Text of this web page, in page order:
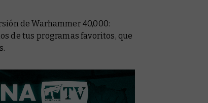
de Warhammer 40,000:
de tus programas favoritos, que